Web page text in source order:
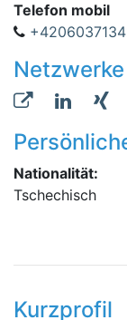
Telefon mobil
Netzwerke
Nationalität:
Tschechisch
Kurzprofil